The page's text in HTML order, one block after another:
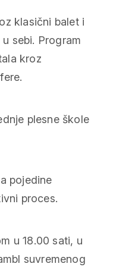
klasični balet i
sebi. Program
kroz
plesne škole
pojedine
proces.
u 18.00 sati, u
suvremenog